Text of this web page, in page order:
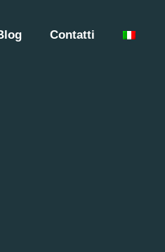
Contatti